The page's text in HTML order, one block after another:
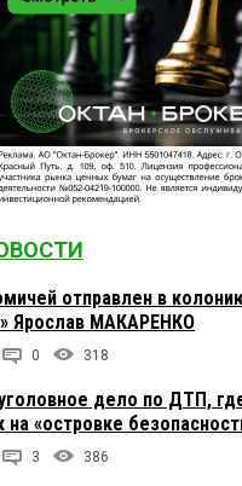
отправлен в
Ярослав МАКАРЕНКО
0 318
дело по ДТП,
«островке
3 386